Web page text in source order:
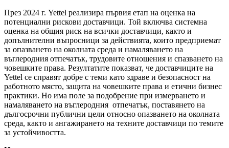
През 2024 г. Yettel реализира първия етап на оценка на
потенциални рискови доставчици. Той включва системна
оценка на общия риск на всички доставчици, както и
допълнителни въпросници за действията, които предприемат
за опазването на околната среда и намаляването на
въглеродния отпечатък, трудовите отношения и спазването на
човешките права. Резултатите показват, че доставчиците на
Yettel се справят добре с теми като здраве и безопасност на
работното място, защита на човешките права и етични бизнес
практики. Но има поле за подобрение при измерването и
намаляването на въглеродния отпечатък, поставянето на
дългосрочни публични цели относно опазването на околната
среда, както и ангажирането на техните доставчици по темите
за устойчивостта.